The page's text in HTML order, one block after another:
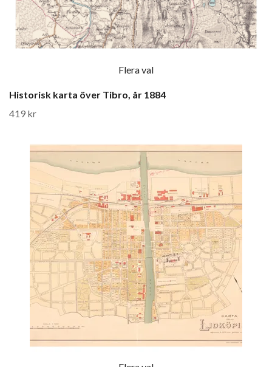
Flera val
Historisk karta över Tibro, år 1884
419 kr